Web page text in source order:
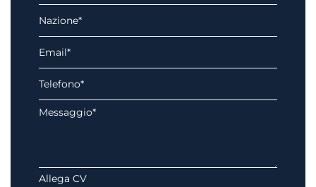
Allega CV